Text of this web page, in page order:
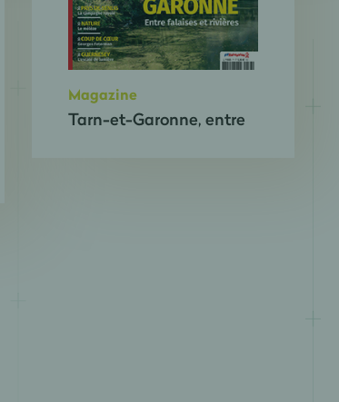
Magazine
Tarn-et-Garonne, entre